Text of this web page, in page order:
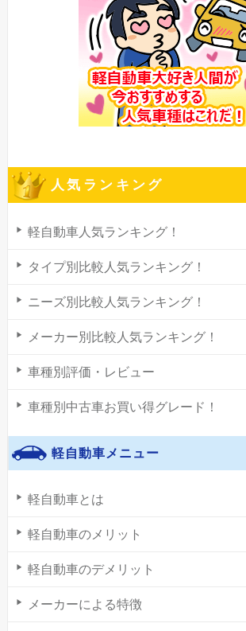
人気ランキング
軽自動車人気ランキング！
タイプ別比較人気ランキング！
ニーズ別比較人気ランキング！
メーカー別比較人気ランキング！
車種別評価・レビュー
車種別中古車お買い得グレード！
軽自動車メニュー
軽自動車とは
軽自動車のメリット
軽自動車のデメリット
メーカーによる特徴